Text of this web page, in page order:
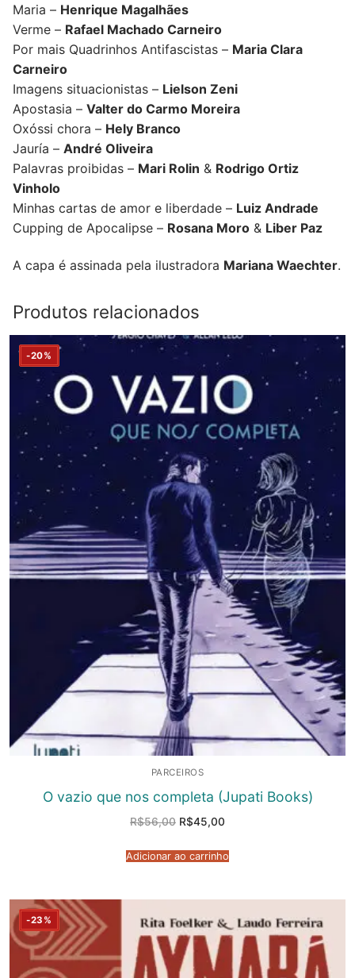
Maria – Henrique Magalhães
Verme – Rafael Machado Carneiro
Por mais Quadrinhos Antifascistas – Maria Clara
Carneiro
Imagens situacionistas – Lielson Zeni
Apostasia – Valter do Carmo Moreira
Oxóssi chora – Hely Branco
Jauría – André Oliveira
Palavras proibidas – Mari Rolin & Rodrigo Ortiz
Vinholo
Minhas cartas de amor e liberdade – Luiz Andrade
Cupping de Apocalipse – Rosana Moro & Liber Paz
A capa é assinada pela ilustradora Mariana Waechter.
Produtos relacionados
-20%
PARCEIROS
O vazio que nos completa (Jupati Books)
R$56,00 O
preço
era:
R$56,00.
R$45,00
é:
R$45,00.
Adicionar ao carrinho
-23%